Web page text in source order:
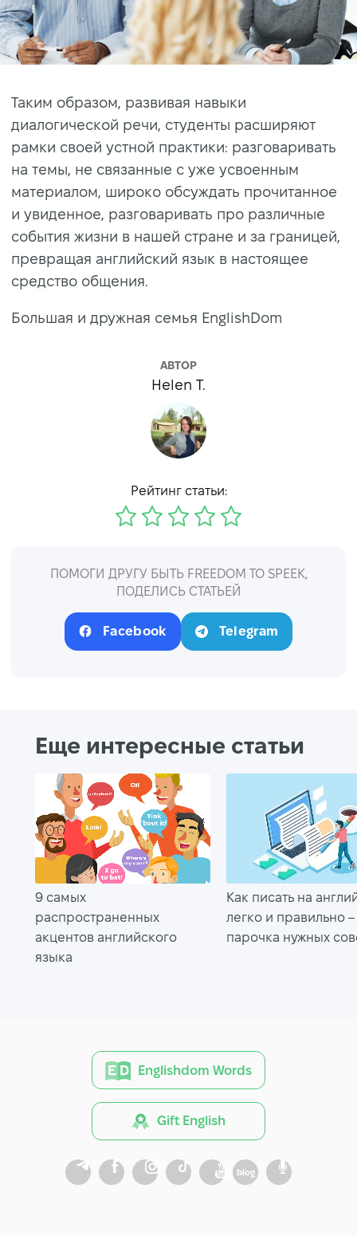
Таким образом, развивая навыки
диалогической речи, студенты расширяют
рамки своей устной практики: разговаривать
на темы, не связанные с уже усвоенным
материалом, широко обсуждать прочитанное
и увиденное, разговаривать про различные
события жизни в нашей стране и за границей,
превращая английский язык в настоящее
средство общения.
Большая и дружная семья EnglishDom
АВТОР
Helen T.
Рейтинг статьи:
ПОМОГИ ДРУГУ БЫТЬ FREEDOM TO SPEEK,
ПОДЕЛИСЬ СТАТЬЕЙ
Facebook Telegram
Еще интересные статьи
9 самых
распространенных
акцентов английского
языка
Как писать на
легко и правильно –
парочка нужных
Englishdom Words
Gift English
blog